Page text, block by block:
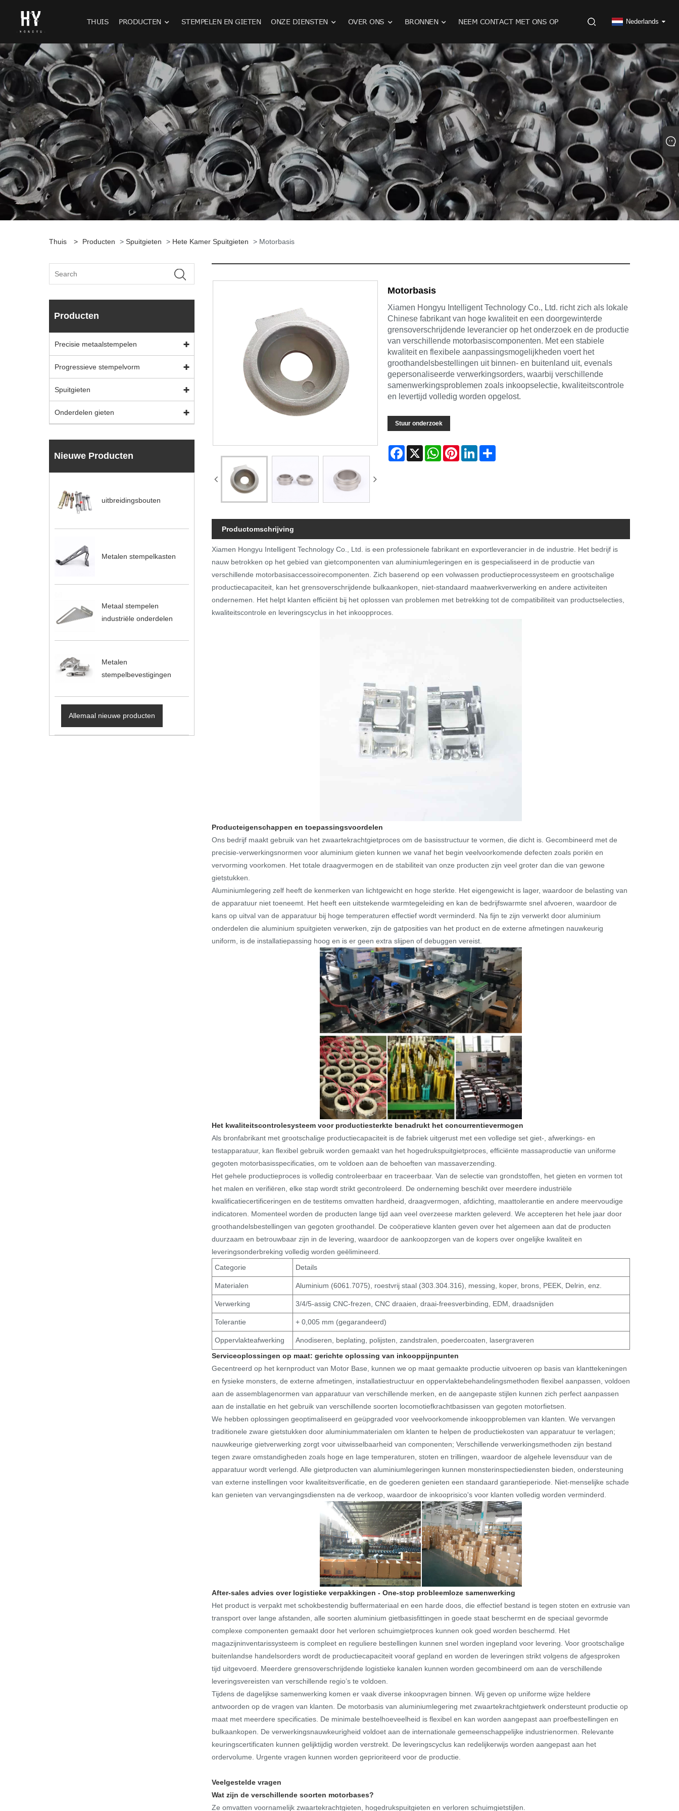
THUIS PRODUCTEN STEMPELEN EN GIETEN ONZE DIENSTEN OVER ONS BRONNEN NEEM CONTACT MET ONS OP Nederlands
Thuis > Producten > Spuitgieten > Hete Kamer Spuitgieten > Motorbasis
Producten
Precisie metaalstempelen
Progressieve stempelvorm
Spuitgieten
Onderdelen gieten
Nieuwe Producten
uitbreidingsbouten
Metalen stempelkasten
Metaal stempelen
industriële onderdelen
Metalen
stempelbevestigingen
Allemaal nieuwe producten
Motorbasis
Xiamen Hongyu Intelligent Technology Co., Ltd. richt zich als lokale
Chinese fabrikant van hoge kwaliteit en een doorgewinterde
grensoverschrijdende leverancier op het onderzoek en de productie
van verschillende motorbasiscomponenten. Met een stabiele
kwaliteit en flexibele aanpassingsmogelijkheden voert het
groothandelsbestellingen uit binnen- en buitenland uit, evenals
gepersonaliseerde verwerkingsorders, waarbij verschillende
samenwerkingsproblemen zoals inkoopselectie, kwaliteitscontrole
en levertijd volledig worden opgelost.
Stuur onderzoek
Facebook
X WhatsAppPinterestLinkedInShare
Productomschrijving
Xiamen Hongyu Intelligent Technology Co., Ltd. is een professionele fabrikant en exportleverancier in de industrie. Het bedrijf is
nauw betrokken op het gebied van gietcomponenten van aluminiumlegeringen en is gespecialiseerd in de productie van
verschillende motorbasisaccessoirecomponenten. Zich baserend op een volwassen productieprocessysteem en grootschalige
productiecapaciteit, kan het grensoverschrijdende bulkaankopen, niet-standaard maatwerkverwerking en andere activiteiten
ondernemen. Het helpt klanten efficiënt bij het oplossen van problemen met betrekking tot de compatibiliteit van productselecties,
kwaliteitscontrole en leveringscyclus in het inkoopproces.
Producteigenschappen en toepassingsvoordelen
Ons bedrijf maakt gebruik van het zwaartekrachtgietproces om de basisstructuur te vormen, die dicht is. Gecombineerd met de
precisie-verwerkingsnormen voor aluminium gieten kunnen we vanaf het begin veelvoorkomende defecten zoals poriën en
vervorming voorkomen. Het totale draagvermogen en de stabiliteit van onze producten zijn veel groter dan die van gewone
gietstukken.
Aluminiumlegering zelf heeft de kenmerken van lichtgewicht en hoge sterkte. Het eigengewicht is lager, waardoor de belasting van
de apparatuur niet toeneemt. Het heeft een uitstekende warmtegeleiding en kan de bedrijfswarmte snel afvoeren, waardoor de
kans op uitval van de apparatuur bij hoge temperaturen effectief wordt verminderd. Na fijn te zijn verwerkt door aluminium
onderdelen die aluminium spuitgieten verwerken, zijn de gatposities van het product en de externe afmetingen nauwkeurig
uniform, is de installatiepassing hoog en is er geen extra slijpen of debuggen vereist.
Het kwaliteitscontrolesysteem voor productiesterkte benadrukt het concurrentievermogen
Als bronfabrikant met grootschalige productiecapaciteit is de fabriek uitgerust met een volledige set giet-, afwerkings- en
testapparatuur, kan flexibel gebruik worden gemaakt van het hogedrukspuitgietproces, efficiënte massaproductie van uniforme
gegoten motorbasisspecificaties, om te voldoen aan de behoeften van massaverzending.
Het gehele productieproces is volledig controleerbaar en traceerbaar. Van de selectie van grondstoffen, het gieten en vormen tot
het malen en verifiëren, elke stap wordt strikt gecontroleerd. De onderneming beschikt over meerdere industriële
kwalificatiecertificeringen en de testitems omvatten hardheid, draagvermogen, afdichting, maattolerantie en andere meervoudige
indicatoren. Momenteel worden de producten lange tijd aan veel overzeese markten geleverd. We accepteren het hele jaar door
groothandelsbestellingen van gegoten groothandel. De coöperatieve klanten geven over het algemeen aan dat de producten
duurzaam en betrouwbaar zijn in de levering, waardoor de aankoopzorgen van de kopers over ongelijke kwaliteit en
leveringsonderbreking volledig worden geëlimineerd.
Categorie
Details
Materialen Aluminium (6061.7075), roestvrij staal (303.304.316), messing, koper, brons, PEEK, Delrin, enz.
Verwerking 3/4/5-assig CNC-frezen, CNC draaien, draai-freesverbinding, EDM, draadsnijden
Tolerantie + 0,005 mm (gegarandeerd)
Oppervlakteafwerking
Anodiseren, beplating, polijsten, zandstralen, poedercoaten, lasergraveren
Serviceoplossingen op maat: gerichte oplossing van inkooppijnpunten
Gecentreerd op het kernproduct van Motor Base, kunnen we op maat gemaakte productie uitvoeren op basis van klanttekeningen
en fysieke monsters, de externe afmetingen, installatiestructuur en oppervlaktebehandelingsmethoden flexibel aanpassen, voldoen
aan de assemblagenormen van apparatuur van verschillende merken, en de aangepaste stijlen kunnen zich perfect aanpassen
aan de installatie en het gebruik van verschillende soorten locomotiefkrachtbasissen van gegoten motorfietsen.
We hebben oplossingen geoptimaliseerd en geüpgraded voor veelvoorkomende inkoopproblemen van klanten. We vervangen
traditionele zware gietstukken door aluminiummaterialen om klanten te helpen de productiekosten van apparatuur te verlagen;
nauwkeurige gietverwerking zorgt voor uitwisselbaarheid van componenten; Verschillende verwerkingsmethoden zijn bestand
tegen zware omstandigheden zoals hoge en lage temperaturen, stoten en trillingen, waardoor de algehele levensduur van de
apparatuur wordt verlengd. Alle gietproducten van aluminiumlegeringen kunnen monsterinspectiediensten bieden, ondersteuning
van externe instellingen voor kwaliteitsverificatie, en de goederen genieten een standaard garantieperiode. Niet-menselijke schade
kan genieten van vervangingsdiensten na de verkoop, waardoor de inkooprisico's voor klanten volledig worden verminderd.
After-sales advies over logistieke verpakkingen - One-stop probleemloze samenwerking
Het product is verpakt met schokbestendig buffermateriaal en een harde doos, die effectief bestand is tegen stoten en extrusie van
transport over lange afstanden, alle soorten aluminium gietbasisfittingen in goede staat beschermt en de speciaal gevormde
complexe componenten gemaakt door het verloren schuimgietproces kunnen ook goed worden beschermd. Het
magazijninventarissysteem is compleet en reguliere bestellingen kunnen snel worden ingepland voor levering. Voor grootschalige
buitenlandse handelsorders wordt de productiecapaciteit vooraf gepland en worden de leveringen strikt volgens de afgesproken
tijd uitgevoerd. Meerdere grensoverschrijdende logistieke kanalen kunnen worden gecombineerd om aan de verschillende
leveringsvereisten van verschillende regio’s te voldoen.
Tijdens de dagelijkse samenwerking komen er vaak diverse inkoopvragen binnen. Wij geven op uniforme wijze heldere
antwoorden op de vragen van klanten. De motorbasis van aluminiumlegering met zwaartekrachtgietwerk ondersteunt productie op
maat met meerdere specificaties. De minimale bestelhoeveelheid is flexibel en kan worden aangepast aan proefbestellingen en
bulkaankopen. De verwerkingsnauwkeurigheid voldoet aan de internationale gemeenschappelijke industrienormen. Relevante
keuringscertificaten kunnen gelijktijdig worden verstrekt. De leveringscyclus kan redelijkerwijs worden aangepast aan het
ordervolume. Urgente vragen kunnen worden geprioriteerd voor de productie.
Veelgestelde vragen
Wat zijn de verschillende soorten motorbases?
Ze omvatten voornamelijk zwaartekrachtgieten, hogedrukspuitgieten en verloren schuimgietstijlen.